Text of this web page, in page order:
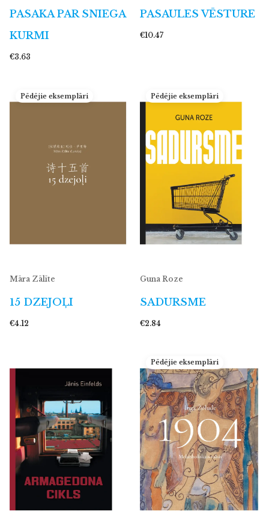
PASAKA PAR SNIEGA
KURMI
€3.63
PASAULES VĒSTURE
€10.47
Pēdējie eksemplāri
Māra Zālīte
15 DZEJOĻI
€4.12
Pēdējie eksemplāri
Guna Roze
SADURSME
€2.84
Pēdējie eksemplāri